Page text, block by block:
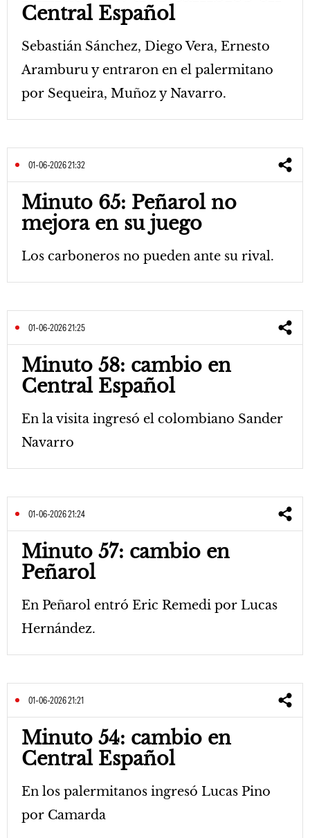
Central Español
Sebastián Sánchez, Diego Vera, Ernesto
Aramburu y entraron en el palermitano
por Sequeira, Muñoz y Navarro.
01-06-2026 21:32
Minuto 65: Peñarol no
mejora en su juego
Los carboneros no pueden ante su rival.
01-06-2026 21:25
Minuto 58: cambio en
Central Español
En la visita ingresó el colombiano Sander
Navarro
01-06-2026 21:24
Minuto 57: cambio en
Peñarol
En Peñarol entró Eric Remedi por Lucas
Hernández.
01-06-2026 21:21
Minuto 54: cambio en
Central Español
En los palermitanos ingresó Lucas Pino
por Camarda